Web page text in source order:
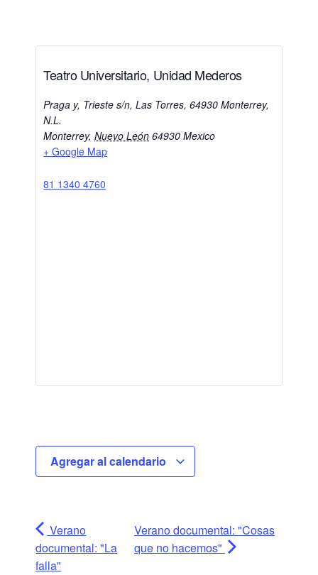
Teatro Universitario, Unidad Mederos
Praga y, Trieste s/n, Las Torres, 64930 Monterrey,
N.L.
Monterrey, Nuevo León 64930 Mexico
+ Google Map
81 1340 4760
Agregar al calendario
Verano
documental: "La
falla"
Verano documental: "Cosas
que no hacemos"